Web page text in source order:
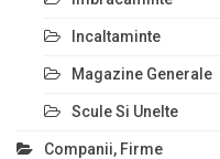
Incaltaminte
Magazine Generale
Scule Si Unelte
Companii, Firme